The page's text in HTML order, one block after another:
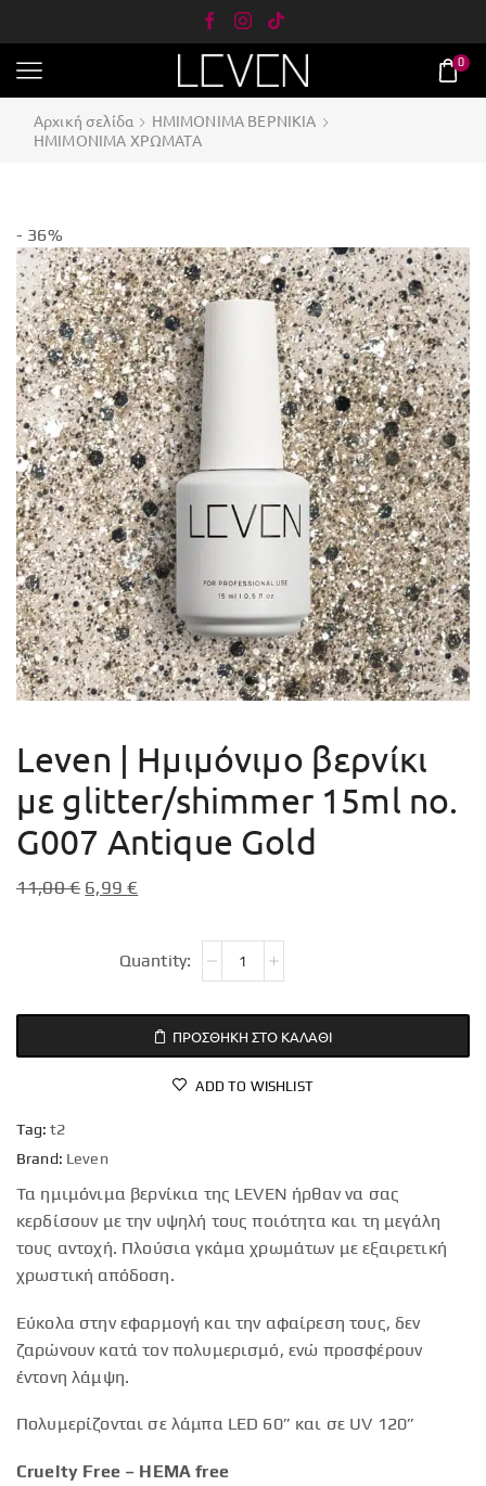
0
Αρχική σελίδα
ΗΜΙΜΟΝΙΜΑ ΒΕΡΝΙΚΙΑ
ΗΜΙΜΟΝΙΜΑ ΧΡΩΜΑΤΑ
- 36%
Leven | Ημιμόνιμο βερνίκι
με glitter/shimmer 15ml no.
G007 Antique Gold
11,00€ 6,99€
ΠΡΟΣΘΉΚΗ ΣΤΟ ΚΑΛΆΘΙ
ADD TO WISHLIST
Tag: t2
Brand: Leven
Τα ημιμόνιμα βερνίκια της LEVEN ήρθαν να σας
κερδίσουν με την υψηλή τους ποιότητα και τη μεγάλη
τους αντοχή. Πλούσια γκάμα χρωμάτων με εξαιρετική
χρωστική απόδοση.
Εύκολα στην εφαρμογή και την αφαίρεση τους, δεν
ζαρώνουν κατά τον πολυμερισμό, ενώ προσφέρουν
έντονη λάμψη.
Πολυμερίζονται σε λάμπα LED 60” και σε UV 120”
Cruelty Free – HEMA free